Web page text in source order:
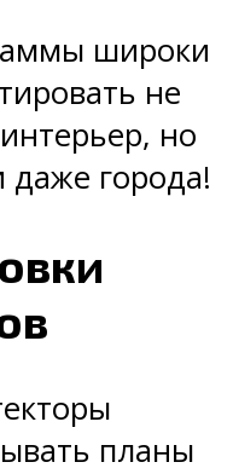
широки
не
но
города!
планы